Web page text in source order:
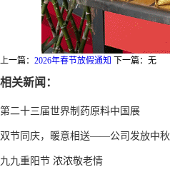
上一篇： 2026年春节放假通知 下一篇：无
相关新闻：
第二十三届世界制药原料中国展
双节同庆，暖意相送——公司发放中秋
九九重阳节 浓浓敬老情